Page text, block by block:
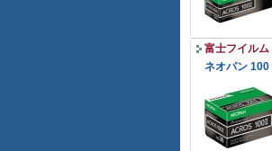
富士フイルム
ネオパン 100